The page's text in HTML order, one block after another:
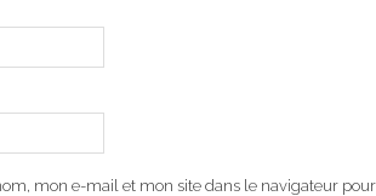
mon e-mail et mon site dans le navigateur pour